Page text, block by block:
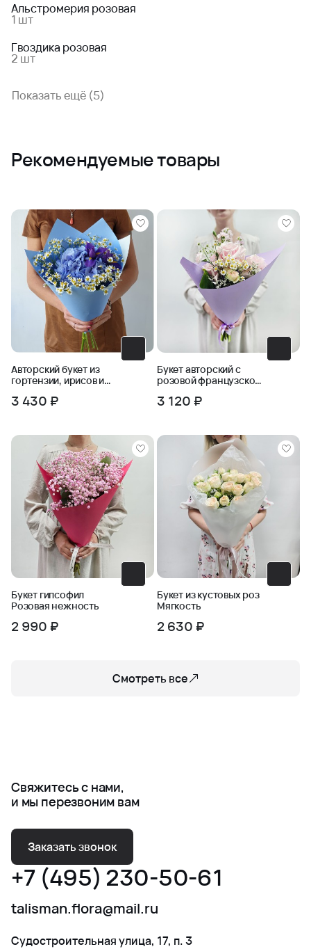
Альстромерия розовая
1 шт
Гвоздика розовая
2 шт
Показать ещё (5)
Рекомендуемые товары
Авторский букет из
гортензии, ирисов и
3 430 ₽
Букет авторский с
розовой французской
3 120 ₽
Букет гипсофил
Розовая нежность
2 990 ₽
Букет из кустовых роз
Мягкость
2 630 ₽
Смотреть все
Свяжитесь с нами,
и мы перезвоним вам
Заказать звонок
+7 (495) 230-50-61
talisman.flora@mail.ru
Судостроительная улица, 17, п. 3